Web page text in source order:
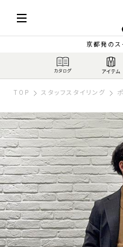
京都発の
TOP スタッフスタイリング